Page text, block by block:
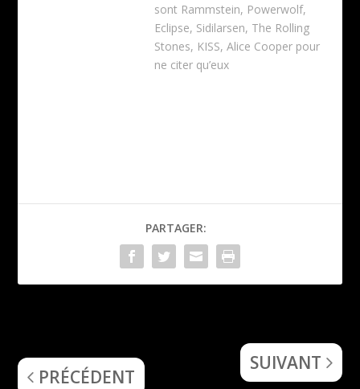
sont Rammstein, Powerwolf,
Eclipse, Sidilarsen, The Rolling
Stones, KISS, Alice Cooper pour
ne citer qu’eux
PARTAGER:
PRÉCÉDENT
SUIVANT